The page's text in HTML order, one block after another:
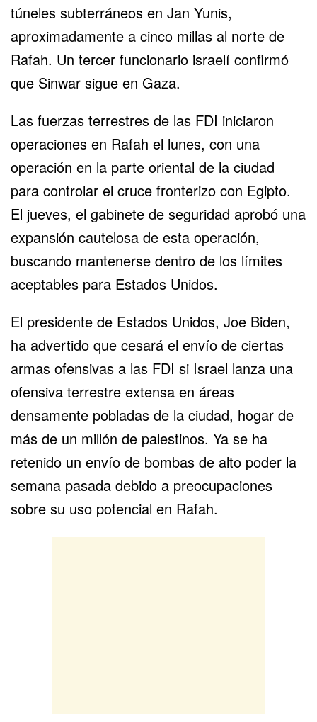
túneles subterráneos en Jan Yunis,
aproximadamente a cinco millas al norte de
Rafah. Un tercer funcionario israelí confirmó
que Sinwar sigue en Gaza.
Las fuerzas terrestres de las FDI iniciaron
operaciones en Rafah el lunes, con una
operación en la parte oriental de la ciudad
para controlar el cruce fronterizo con Egipto.
El jueves, el gabinete de seguridad aprobó una
expansión cautelosa de esta operación,
buscando mantenerse dentro de los límites
aceptables para Estados Unidos.
El presidente de Estados Unidos, Joe Biden,
ha advertido que cesará el envío de ciertas
armas ofensivas a las FDI si Israel lanza una
ofensiva terrestre extensa en áreas
densamente pobladas de la ciudad, hogar de
más de un millón de palestinos. Ya se ha
retenido un envío de bombas de alto poder la
semana pasada debido a preocupaciones
sobre su uso potencial en Rafah.